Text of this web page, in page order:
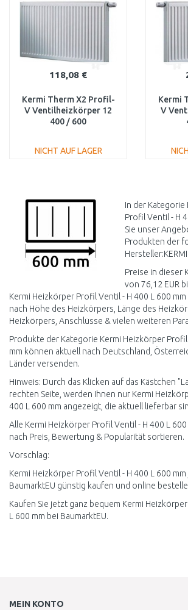
118,08 €
Kermi Therm X2 Profil-
V Ventilheizkörper 12
400 / 600
NICHT AUF LAGER
Vergleichen
Kermi
V
In der Kategorie
Profil Ventil - H
Sie unser
Produkten der
Hersteller:KERMI.
Preise in dieser
von 76,12 EUR
Kermi Heizkörper Profil Ventil - H 400 L 600
nach Höhe des Heizkörpers, Länge des
Heizkörpers, Anschlüsse & vielen weiteren
Produkte der Kategorie Kermi Heizkörper Profil
mm können aktuell nach Deutschland,
Länder versenden.
Hinweis: Durch das Klicken auf das Kästchen
rechten Seite, werden Ihnen nur Kermi
400 L 600 mm angezeigt, die aktuell lieferbar
Alle Kermi Heizkörper Profil Ventil - H 400 L
nach Preis, Bewertung & Popularität sortieren.
Vorschlag:
Kermi Heizkörper Profil Ventil - H 400 L 600
BaumarktEU günstig kaufen und online
Kaufen Sie jetzt ganz bequem Kermi
L 600 mm bei BaumarktEU.
MEIN KONTO